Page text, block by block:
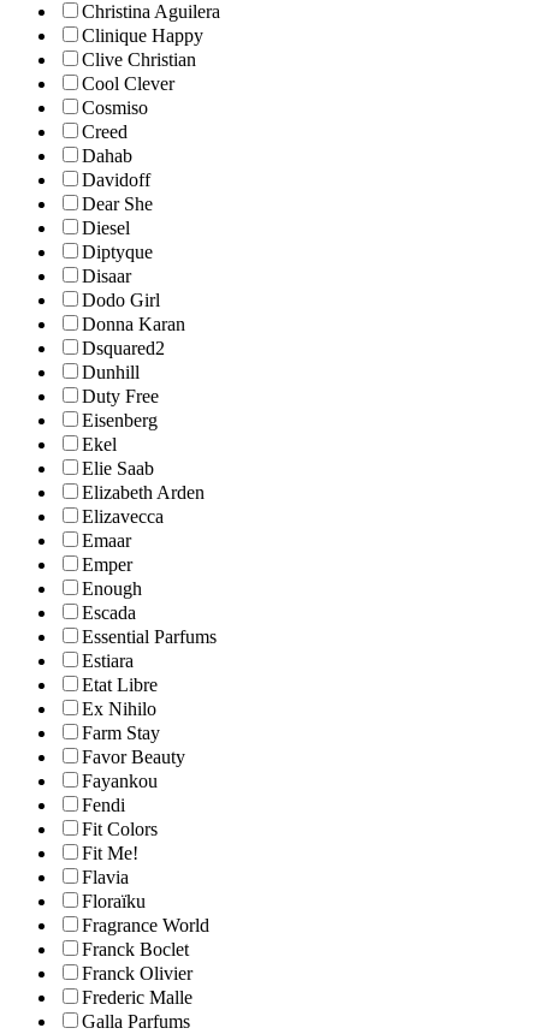
Christina Aguilera
Clinique Happy
Clive Christian
Cool Clever
Cosmiso
Creed
Dahab
Davidoff
Dear She
Diesel
Diptyque
Disaar
Dodo Girl
Donna Karan
Dsquared2
Dunhill
Duty Free
Eisenberg
Ekel
Elie Saab
Elizabeth Arden
Elizavecca
Emaar
Emper
Enough
Escada
Essential Parfums
Estiara
Etat Libre
Ex Nihilo
Farm Stay
Favor Beauty
Fayankou
Fendi
Fit Colors
Fit Me!
Flavia
Floraïku
Fragrance World
Franck Boclet
Franck Olivier
Frederic Malle
Galla Parfums